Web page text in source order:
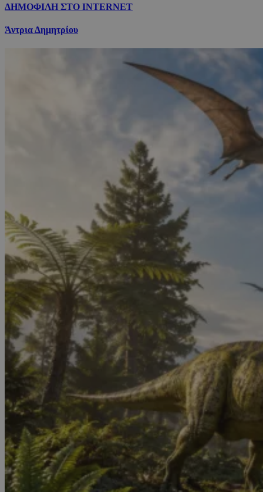
ΔΗΜΟΦΙΛΗ ΣΤΟ INTERNET
Άντρια Δημητρίου